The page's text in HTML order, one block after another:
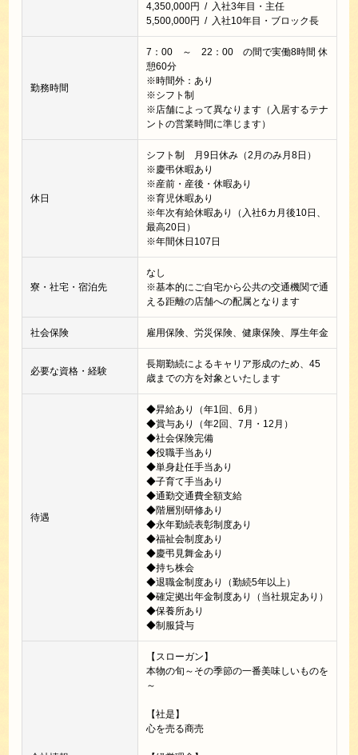
4,350,000円 / 入社3年目・主任
5,500,000円 / 入社10年目・ブロック長
勤務時間
7：00 ～ 22：00 の間で実働8時間 休
憩60分
※時間外：あり
※シフト制
※店舗によって異なります（入居するテナ
ントの営業時間に準じます）
休日
シフト制 月9日休み（2月のみ月8日）
※慶弔休暇あり
※産前・産後・休暇あり
※育児休暇あり
※年次有給休暇あり（入社6カ月後10日、
最高20日）
※年間休日107日
寮・社宅・宿泊先
なし
※基本的にご自宅から公共の交通機関で通
える距離の店舗への配属となります
社会保険 雇用保険、労災保険、健康保険、厚生年金
必要な資格・経験
長期勤続によるキャリア形成のため、45
歳までの方を対象といたします
待遇
◆昇給あり（年1回、6月）
◆賞与あり（年2回、7月・12月）
◆社会保険完備
◆役職手当あり
◆単身赴任手当あり
◆子育て手当あり
◆通勤交通費全額支給
◆階層別研修あり
◆永年勤続表彰制度あり
◆福祉会制度あり
◆慶弔見舞金あり
◆持ち株会
◆退職金制度あり（勤続5年以上）
◆確定拠出年金制度あり（当社規定あり）
◆保養所あり
◆制服貸与
【スローガン】
本物の旬～その季節の一番美味しいものを
～
【社是】
心を売る商売